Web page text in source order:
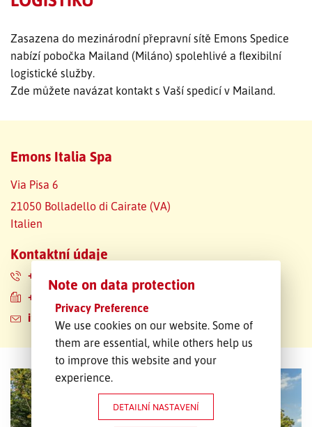
POPTÁVKA PŘEPRAVY
Zasazena do mezinárodní přepravní sítě Emons Spedice
nabízí pobočka Mailand (Miláno) spolehlivé a flexibilní
logistické služby.
Zde můžete navázat kontakt s Vaší spedicí v Mailand.
Emons Italia Spa
Via Pisa 6
21050 Bolladello di Cairate (VA)
Italien
Kontaktní údaje
+39 0331 383-01
+39 0331 383-235
info.mi@emons.it
Note on data protection
Privacy Preference
We use cookies on our website. Some of
them are essential, while others help us
to improve this website and your
experience.
DETAILNÍ NASTAVENÍ